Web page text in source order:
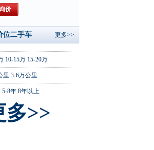
位二手车 更多>>
10-15万 15-20万
里 3-6万公里
5-8年 8年以上
多>>